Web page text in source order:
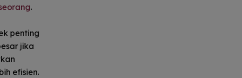
.
penting
jika
efisien.